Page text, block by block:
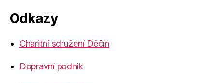
Odkazy
Charitní sdružení Děčín
Dopravní podnik